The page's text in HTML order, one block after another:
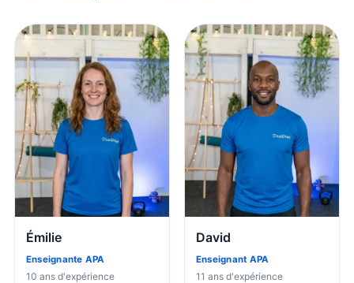
Émilie
Enseignante APA
10 ans d'expérience
David
Enseignant APA
11 ans d'expérience